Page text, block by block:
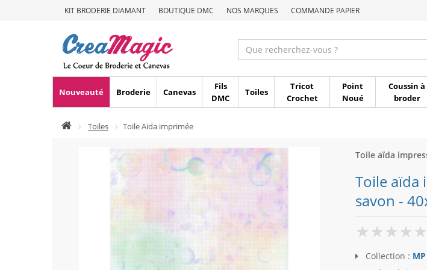
KIT BRODERIE DIAMANT BOUTIQUE DMC NOS MARQUES COMMANDE PAPIER
Nouveauté Broderie Canevas
Fils
DMC
Toiles
Tricot
Crochet
Point
Noué
Coussin à
broder
Toiles Toile Aida imprimée
Toile aïda
Toile aïda
savon -
Collection :